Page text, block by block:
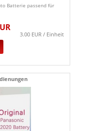
Batterie passend für
3.00 EUR / Einheit